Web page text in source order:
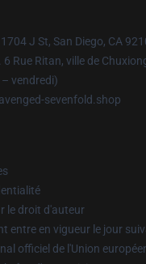
1704 J St, San Diego, CA
6 Rue Ritan, ville de
vendredi)
sevenfold.shop
le droit d'auteur
entre en vigueur le jour
officiel de l'Union